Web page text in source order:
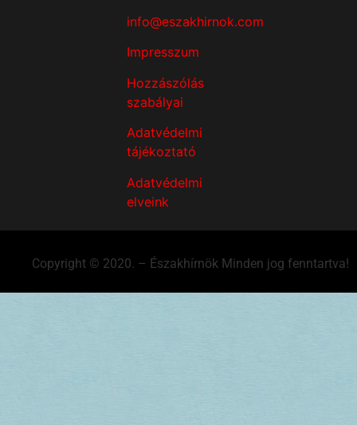
info@eszakhirnok.com
Impresszum
Hozzászólás
szabályai
Adatvédelmi
tájékoztató
Adatvédelmi
elveink
Copyright © 2020. – Északhírnök Minden jog fenntartva!